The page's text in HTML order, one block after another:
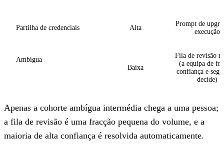
Partilha de credenciais Alta
Prompt de
execução
Ambígua
Baixa
Fila de revisão
(a equipa de
confiança e
decide)
Apenas a cohorte ambígua intermédia chega a uma pessoa;
a fila de revisão é uma fracção pequena do volume, e a
maioria de alta confiança é resolvida automaticamente.